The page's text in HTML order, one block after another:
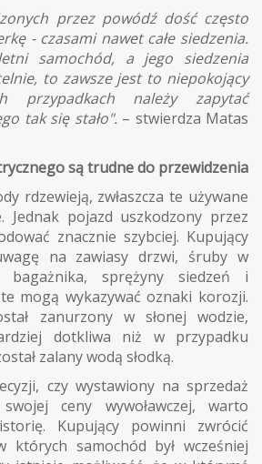
przez powódź dość często
- czasami nawet całe siedzenia.
samochód, a jego siedzenia
to zawsze jest to niepokojący
przypadkach należy zapytać
tak się stało". – stwierdza Matas
są trudne do przewidzenia
rdzewieją, zwłaszcza te używane
Jednak pojazd uszkodzony przez
znacznie szybciej. Kupujący
na zawiasy drzwi, śruby w
bagażnika, sprężyny siedzeń i
mogą wykazywać oznaki korozji.
zanurzony w słonej wodzie,
dotkliwa niż w przypadku
zalany wodą słodką.
czy wystawiony na sprzedaż
ceny wywoławczej, warto
Kupujący powinni zwrócić
samochód był wcześniej